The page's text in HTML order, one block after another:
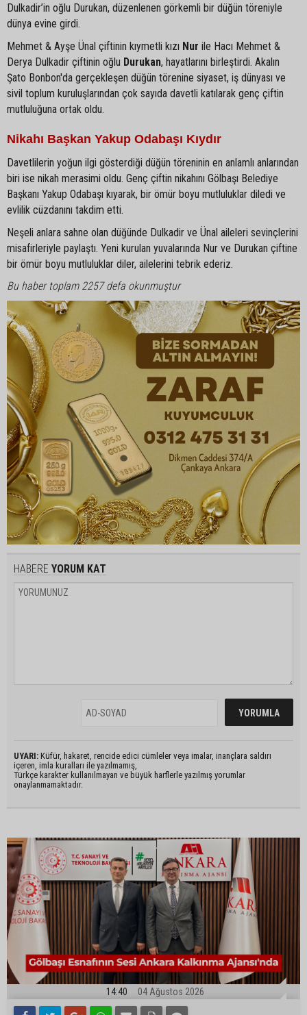
Dulkadir’in oğlu Durukan, düzenlenen görkemli bir düğün töreniyle
dünya evine girdi.
Mehmet & Ayşe Ünal çiftinin kıymetli kızı Nur ile Hacı Mehmet &
Derya Dulkadir çiftinin oğlu Durukan, hayatlarını birleştirdi. Akalın
Şato Bonbon'da gerçekleşen düğün törenine siyaset, iş dünyası ve
sivil toplum kuruluşlarından çok sayıda davetli katılarak genç çiftin
mutluluğuna ortak oldu.
Nikahı Başkan Yakup Odabaşı Kıydır
Davetlilerin yoğun ilgi gösterdiği düğün töreninin en anlamlı anlarından
biri ise nikah merasimi oldu. Genç çiftin nikahını Gölbaşı Belediye
Başkanı Yakup Odabaşı kıyarak, bir ömür boyu mutluluklar diledi ve
evlilik cüzdanını takdim etti.
Neşeli anlara sahne olan düğünde Dulkadir ve Ünal aileleri sevinçlerini
misafirleriyle paylaştı. Yeni kurulan yuvalarında Nur ve Durukan çiftine
bir ömür boyu mutluluklar diler, ailelerini tebrik ederiz.
Bu haber toplam 2257 defa okunmuştur
HABERE YORUM KAT
UYARI: Küfür, hakaret, rencide edici cümleler veya imalar, inançlara saldırı
içeren, imla kuralları ile yazılmamış,
Türkçe karakter kullanılmayan ve büyük harflerle yazılmış yorumlar
onaylanmamaktadır.
14:40 04 Ağustos 2026